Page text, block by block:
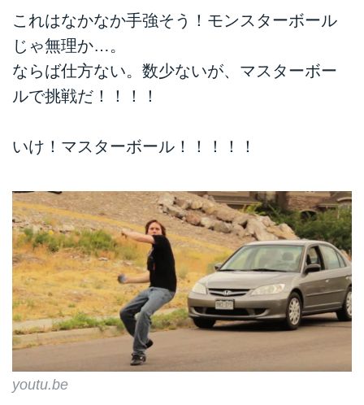
これはなかなか手強そう！モンスターボール
じゃ無理か…。
ならば仕方ない。数少ないが、マスターボー
ルで挑戦だ！！！！
いけ！マスターボール！！！！！
youtu.be